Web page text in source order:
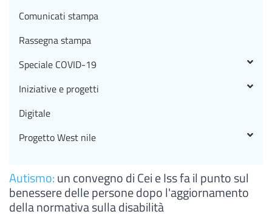
Autismo:un convegno di Cei e Iss fa il punto sul
benessere delle persone dopo l'aggiornamento
della normativa sulla disabilità
Comunicati stampa
Rassegna stampa
Speciale COVID-19
Iniziative e progetti
Digitale
Progetto West nile